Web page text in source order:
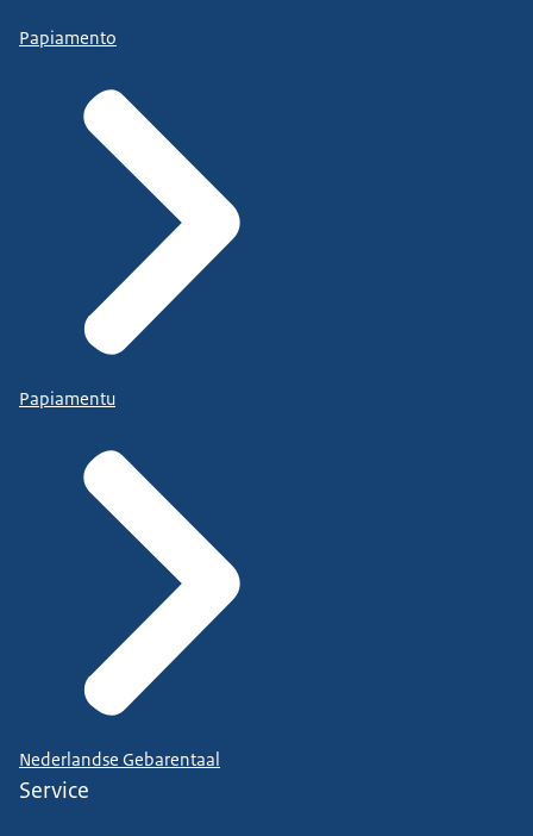
Papiamento
Papiamentu
Nederlandse Gebarentaal
Service